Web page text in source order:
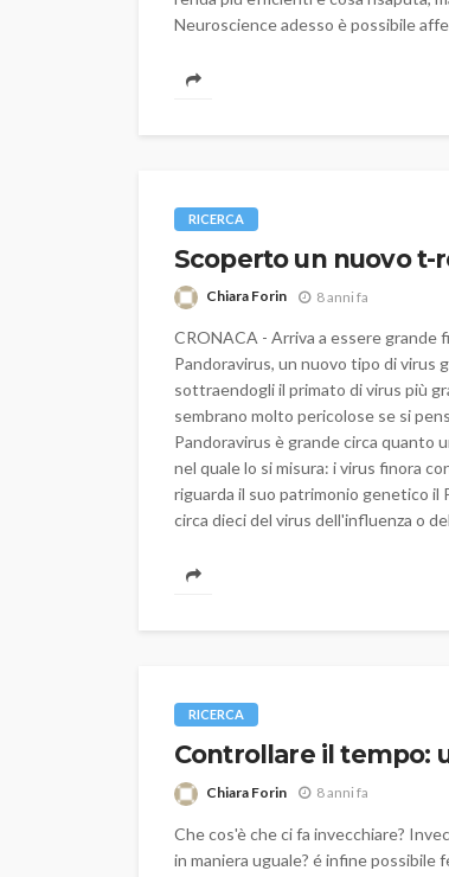
Neuroscience adesso è possibile
RICERCA
Scoperto un nuovo t-
Chiara Forin 8 anni fa
CRONACA - Arriva a essere grande
Pandoravirus, un nuovo tipo di virus
sottraendogli il primato di virus più
sembrano molto pericolose se si
Pandoravirus è grande circa quanto
nel quale lo si misura: i virus finora
riguarda il suo patrimonio genetico il
circa dieci del virus dell'influenza o
RICERCA
Controllare il tempo:
Chiara Forin 8 anni fa
Che cos'è che ci fa invecchiare?
in maniera uguale? é infine